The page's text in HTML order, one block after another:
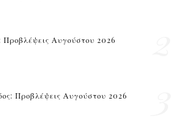
Προβλέψεις Αυγούστου 2026
Προβλέψεις Αυγούστου 2026